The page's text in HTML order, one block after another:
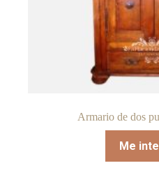
Armario de dos
Me